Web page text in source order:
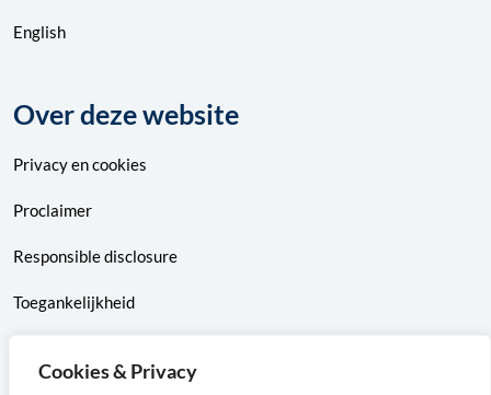
Cookies & Privacy
English
Over deze website
Privacyencookies
Proclaimer
Responsible disclosure
Toegankelijkheid